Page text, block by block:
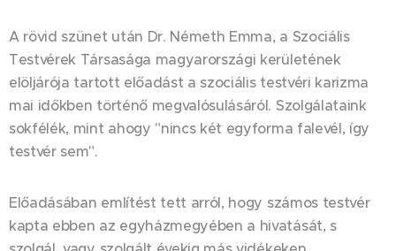
A rövid szünet után Dr. Németh Emma, a Szociális
Testvérek Társasága magyarországi kerületének
elöljárója tartott előadást a szociális testvéri karizma
mai időkben történő megvalósulásáról. Szolgálataink
sokfélék, mint ahogy "nincs két egyforma falevél, így
testvér sem".
Előadásában említést tett arról, hogy számos testvér
kapta ebben az egyházmegyében a hivatását, s